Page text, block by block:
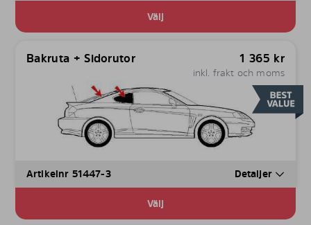
Välj
Bakruta + Sidorutor 1 365 kr
inkl. frakt och moms
Artikelnr 51447-3 Detaljer
Välj